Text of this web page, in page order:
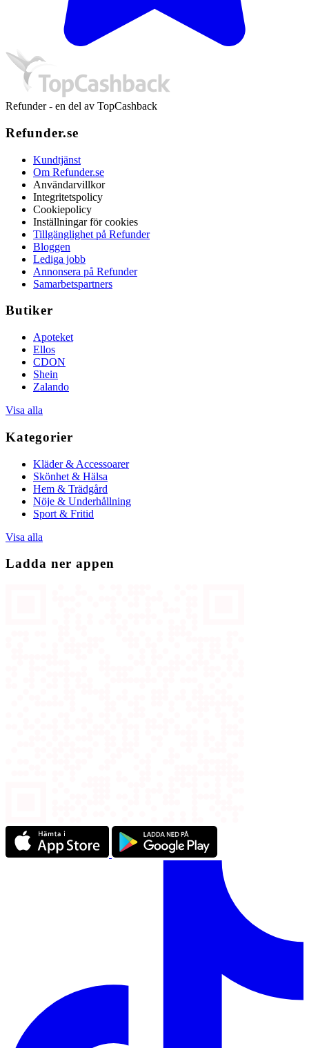
Refunder - en del av TopCashback
Refunder.se
Kundtjänst
Om Refunder.se
Användarvillkor
Integritetspolicy
Cookiepolicy
Inställningar för cookies
Tillgänglighet på Refunder
Bloggen
Lediga jobb
Annonsera på Refunder
Samarbetspartners
Butiker
Apoteket
Ellos
CDON
Shein
Zalando
Visa alla
Kategorier
Kläder & Accessoarer
Skönhet & Hälsa
Hem & Trädgård
Nöje & Underhållning
Sport & Fritid
Visa alla
Ladda ner appen